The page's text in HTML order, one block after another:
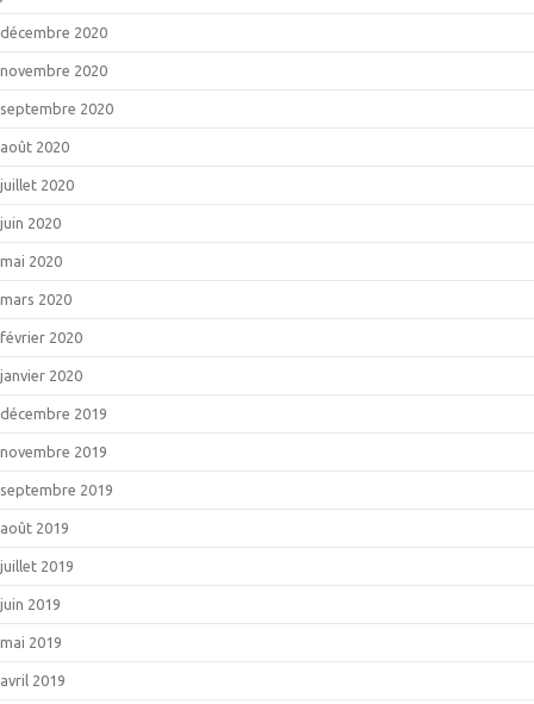
décembre 2020
novembre 2020
septembre 2020
août 2020
juillet 2020
juin 2020
mai 2020
mars 2020
février 2020
janvier 2020
décembre 2019
novembre 2019
septembre 2019
août 2019
juillet 2019
juin 2019
mai 2019
avril 2019